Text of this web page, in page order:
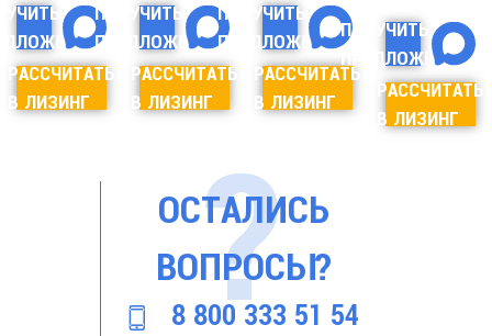
РАССЧИТАТЬ
В ЛИЗИНГ
ПОЛУЧИТЬ
ПРЕДЛОЖЕНИЕ
РАССЧИТАТЬ
В ЛИЗИНГ
ПОЛУЧИТЬ
ПРЕДЛОЖЕНИЕ
РАССЧИТАТЬ
В ЛИЗИНГ
ПОЛУЧИТЬ
ПРЕДЛОЖЕНИЕ
РАССЧИТАТЬ
В ЛИЗИНГ
ОСТАЛИСЬ
ВОПРОСЫ?
8 800 333 51 54